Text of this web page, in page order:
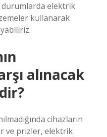
durumlarda elektrik
kullanarak
alınacak
cihazların
ve prizler, elektrik